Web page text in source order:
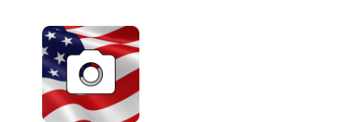
содержанию